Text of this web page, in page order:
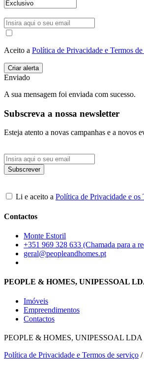
Aceito a Política de Privacidade e Termos
Enviado
A sua mensagem foi enviada com sucesso.
Subscreva a nossa newsletter
Esteja atento a novas campanhas e a novos
Li e aceito a Política de Privacidade e os
Contactos
Monte Estoril
+351 969 328 633 (Chamada para a
geral@peopleandhomes.pt
PEOPLE & HOMES, UNIPESSOAL
Imóveis
Empreendimentos
Contactos
PEOPLE & HOMES, UNIPESSOAL LDA
Política de Privacidade e Termos de serviço /